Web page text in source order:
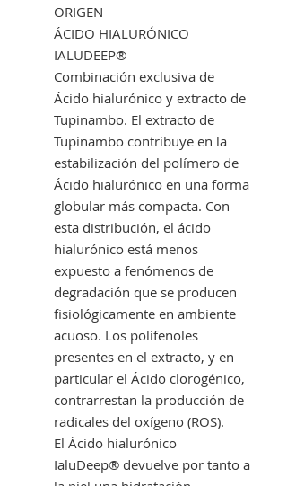
ORIGEN
ÁCIDO HIALURÓNICO
IALUDEEP®
Combinación exclusiva de
Ácido hialurónico y extracto de
Tupinambo. El extracto de
Tupinambo contribuye en la
estabilización del polímero de
Ácido hialurónico en una forma
globular más compacta. Con
esta distribución, el ácido
hialurónico está menos
expuesto a fenómenos de
degradación que se producen
fisiológicamente en ambiente
acuoso. Los polifenoles
presentes en el extracto, y en
particular el Ácido clorogénico,
contrarrestan la producción de
radicales del oxígeno (ROS).
El Ácido hialurónico
IaluDeep® devuelve por tanto a